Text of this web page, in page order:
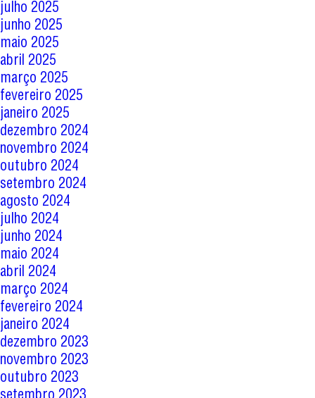
julho 2025
junho 2025
maio 2025
abril 2025
março 2025
fevereiro 2025
janeiro 2025
dezembro 2024
novembro 2024
outubro 2024
setembro 2024
agosto 2024
julho 2024
junho 2024
maio 2024
abril 2024
março 2024
fevereiro 2024
janeiro 2024
dezembro 2023
novembro 2023
outubro 2023
setembro 2023